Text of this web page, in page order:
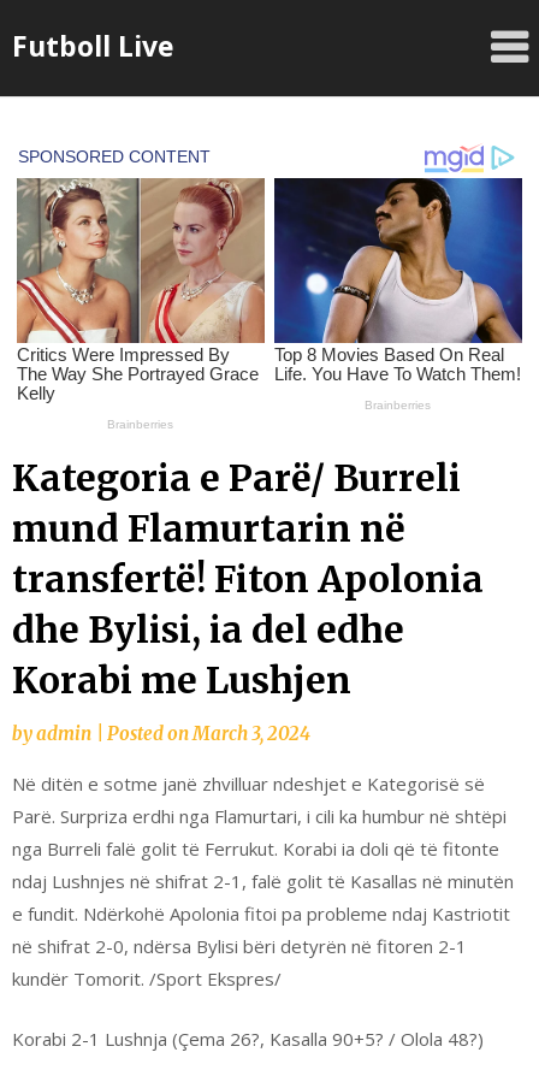
toFutboll Live
Kategoria e Parë/ Burreli
mund Flamurtarin në
transfertë! Fiton Apolonia
dhe Bylisi, ia del edhe
Korabi me Lushjen
byadmin Posted onMarch 3, 2024
Në ditën e sotme janë zhvilluar ndeshjet e Kategorisë së
Parë. Surpriza erdhi nga Flamurtari, i cili ka humbur në shtëpi
nga Burreli falë golit të Ferrukut. Korabi ia doli që të fitonte
ndaj Lushnjes në shifrat 2-1, falë golit të Kasallas në minutën
e fundit. Ndërkohë Apolonia fitoi pa probleme ndaj Kastriotit
në shifrat 2-0, ndërsa Bylisi bëri detyrën në fitoren 2-1
kundër Tomorit. /Sport Ekspres/
Korabi 2-1 Lushnja (Çema 26?, Kasalla 90+5? / Olola 48?)